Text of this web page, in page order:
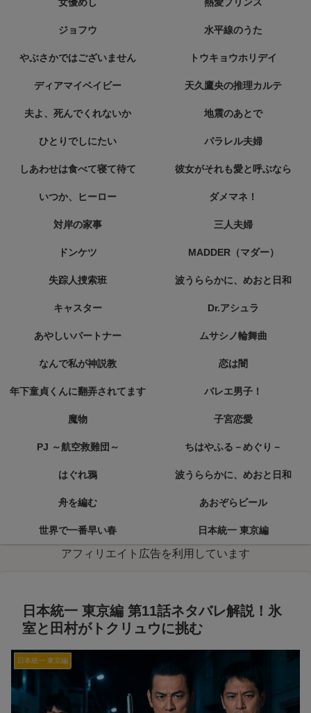
女優めし 熱愛プリンス
ジョフウ 水平線のうた
やぶさかではございません トウキョウホリデイ
ディアマイベイビー 天久鷹央の推理カルテ
夫よ、死んでくれないか 地震のあとで
ひとりでしにたい パラレル夫婦
しあわせは食べて寝て待て 彼女がそれも愛と呼ぶなら
いつか、ヒーロー ダメマネ！
対岸の家事 三人夫婦
ドンケツ MADDER（マダー）
失踪人捜索班 波うららかに、めおと日和
キャスター Dr.アシュラ
あやしいパートナー ムサシノ輪舞曲
なんで私が神説教 恋は闇
年下童貞くんに翻弄されてます バレエ男子！
魔物 子宮恋愛
PJ ～航空救難団～ ちはやふる－めぐり－
はぐれ鴉 波うららかに、めおと日和
舟を編む あおぞらビール
世界で一番早い春 日本統一 東京編
アフィリエイト広告を利用しています
日本統一 東京編 第11話ネタバレ解説！氷
室と田村がトクリュウに挑む
日本統一 東京編